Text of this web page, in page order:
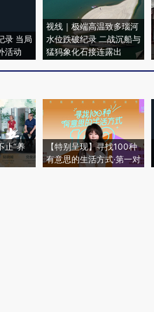
录 当局
活动
视线｜极端高温致多瑙河
水位跌破纪录 二战沉船与
猛犸象化石接连露出
止“养
【特别呈现】寻找100种
有意思的生活方式·第一对